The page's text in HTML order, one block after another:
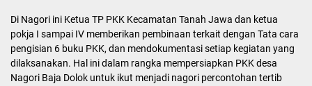
Di Nagori ini Ketua TP PKK Kecamatan Tanah Jawa dan ketua
pokja I sampai IV memberikan pembinaan terkait dengan Tata cara
pengisian 6 buku PKK, dan mendokumentasi setiap kegiatan yang
dilaksanakan. Hal ini dalam rangka mempersiapkan PKK desa
Nagori Baja Dolok untuk ikut menjadi nagori percontohan tertib